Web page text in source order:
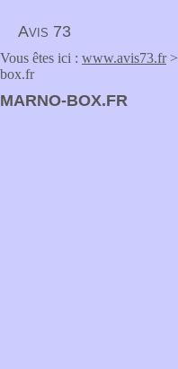
Avis 73
Vous êtes ici : www.avis73.fr>
box.fr
MARNO-BOX.FR